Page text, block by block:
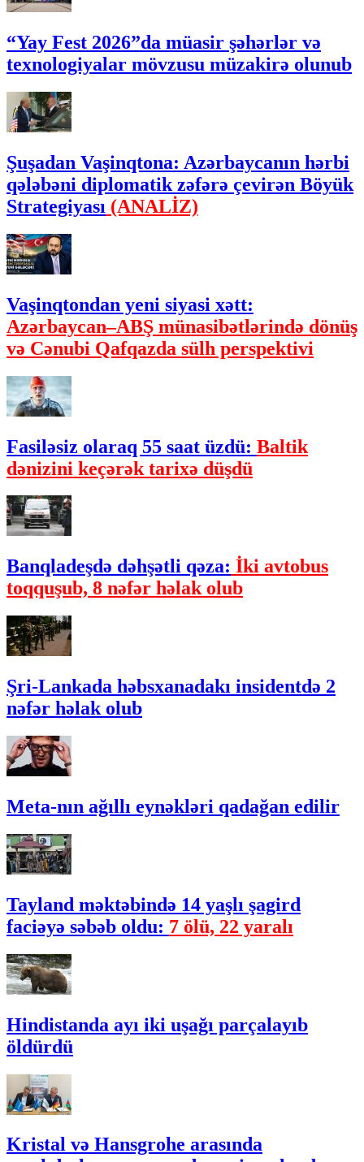
“Yay Fest 2026”da müasir şəhərlər və
texnologiyalar mövzusu müzakirə olunub
Şuşadan Vaşinqtona: Azərbaycanın hərbi
qələbəni diplomatik zəfərə çevirən Böyük
Strategiyası (ANALİZ)
Vaşinqtondan yeni siyasi xətt:
Azərbaycan–ABŞ münasibətlərində dönüş
və Cənubi Qafqazda sülh perspektivi
Fasiləsiz olaraq 55 saat üzdü: Baltik
dənizini keçərək tarixə düşdü
Banqladeşdə dəhşətli qəza: İki avtobus
toqquşub, 8 nəfər həlak olub
Şri-Lankada həbsxanadakı insidentdə 2
nəfər həlak olub
Meta-nın ağıllı eynəkləri qadağan edilir
Tayland məktəbində 14 yaşlı şagird
faciəyə səbəb oldu: 7 ölü, 22 yaralı
Hindistanda ayı iki uşağı parçalayıb
öldürdü
Kristal və Hansgrohe arasında